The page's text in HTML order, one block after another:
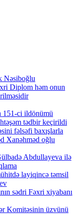
Nəsiboğlu
Diplom həm onun
151-ci ildönümü
tədbir keçirildi
fəlsəfi baxışlarla
Xanəhməd oğlu
Abdullayeva ilə
layiqincə təmsil
sədri Fəxri xiyabanı
Komitəsinin üzvünü